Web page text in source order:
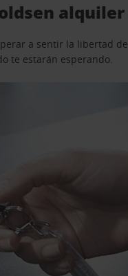
alquiler
a sentir la libertad
te estarán esperando.